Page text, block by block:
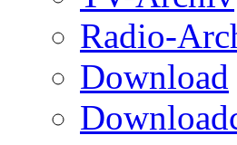
Radio-
Download